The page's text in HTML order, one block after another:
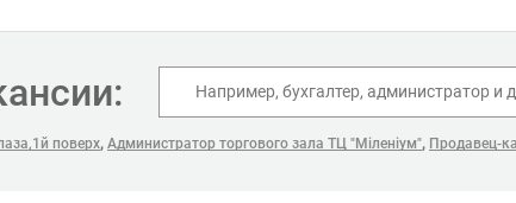
поверх, Администратор торгового зала ТЦ "Міленіум", Продавец-